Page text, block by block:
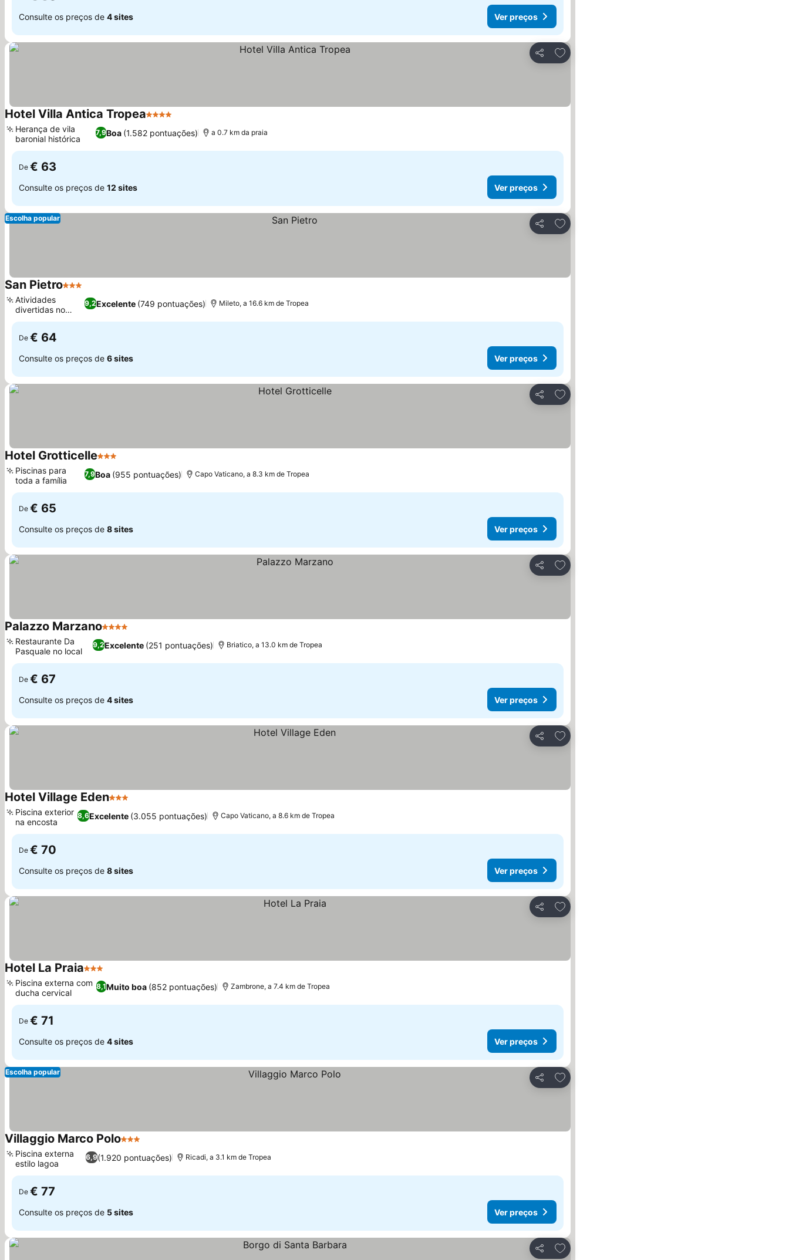
Consulte os preços de 4 sites Ver preços
Partilhar
Adicionar aos favoritos
Hotel Villa Antica Tropea4 Estrelas
7,9Boa (1.582 pontuações)
Herança de vila
baronial histórica
a 0.7 km da praia
De € 63
Consulte os preços de 12 sites Ver preços
Partilhar
Adicionar aos favoritos
Escolha popular
San Pietro3 Estrelas
9,2Excelente (749 pontuações)
Atividades
divertidas no
local
Mileto, a 16.6 km de Tropea
De € 64
Consulte os preços de 6 sites Ver preços
Partilhar
Adicionar aos favoritos
Hotel Grotticelle3 Estrelas
7,9Boa (955 pontuações)
Piscinas para
toda a família
Capo Vaticano, a 8.3 km de Tropea
De € 65
Consulte os preços de 8 sites Ver preços
Partilhar
Adicionar aos favoritos
Palazzo Marzano4 Estrelas
9,2Excelente (251 pontuações)
Restaurante Da
Pasquale no local
Briatico, a 13.0 km de Tropea
De € 67
Consulte os preços de 4 sites Ver preços
Partilhar
Adicionar aos favoritos
Hotel Village Eden3 Estrelas
8,6Excelente (3.055 pontuações)
Piscina exterior
na encosta
Capo Vaticano, a 8.6 km de Tropea
De € 70
Consulte os preços de 8 sites Ver preços
Partilhar
Adicionar aos favoritos
Hotel La Praia3 Estrelas
8,1Muito boa (852 pontuações)
Piscina externa com
ducha cervical
Zambrone, a 7.4 km de Tropea
De € 71
Consulte os preços de 4 sites Ver preços
Partilhar
Adicionar aos favoritos
Escolha popular
Villaggio Marco Polo3 Estrelas
6,9(1.920 pontuações)
Piscina externa
estilo lagoa
Ricadi, a 3.1 km de Tropea
De € 77
Consulte os preços de 5 sites Ver preços
Partilhar
Adicionar aos favoritos